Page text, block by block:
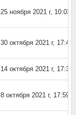
25 ноября 2021 г, 10:03
30 октября 2021 г, 17:43
14 октября 2021 г, 17:33
8 октября 2021 г, 17:59